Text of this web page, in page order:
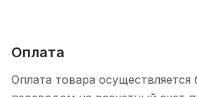
Оплата
Оплата товара осуществляется